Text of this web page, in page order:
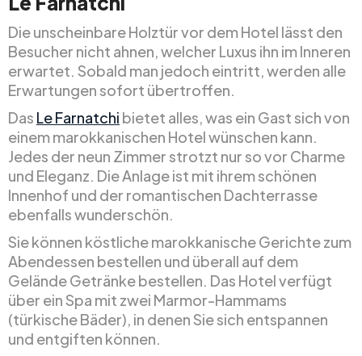
Die unscheinbare Holztür vor dem Hotel lässt den
Besucher nicht ahnen, welcher Luxus ihn im Inneren
erwartet. Sobald man jedoch eintritt, werden alle
Erwartungen sofort übertroffen.
Das Le Farnatchi bietet alles, was ein Gast sich von
einem marokkanischen Hotel wünschen kann.
Jedes der neun Zimmer strotzt nur so vor Charme
und Eleganz. Die Anlage ist mit ihrem schönen
Innenhof und der romantischen Dachterrasse
ebenfalls wunderschön.
Sie können köstliche marokkanische Gerichte zum
Abendessen bestellen und überall auf dem
Gelände Getränke bestellen. Das Hotel verfügt
über ein Spa mit zwei Marmor-Hammams
(türkische Bäder), in denen Sie sich entspannen
und entgiften können.